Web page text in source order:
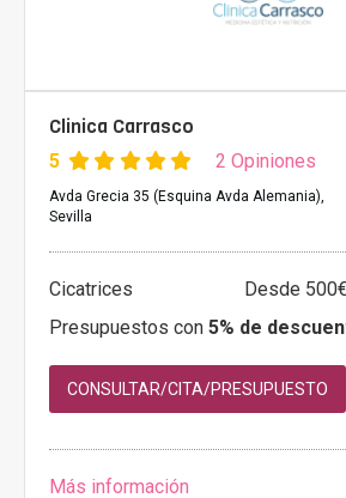
Clinica Carrasco
5 2 Opiniones
Avda Grecia 35 (Esquina Avda Alemania),
Sevilla
Cicatrices
Desde 500€
Presupuestos con 5% de
CONSULTAR/CITA/PRESUPUESTO
Más información